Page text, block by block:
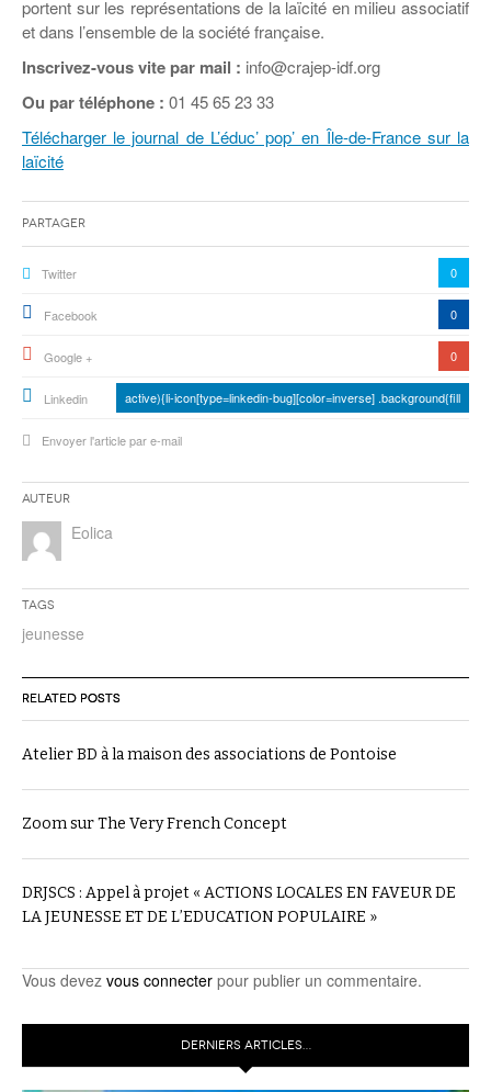
Malle pédagogique « Parcours d’exils
Espace bénévoles
Lutte contre l’illettrisme
Education aux médias
Formation Eco-délégué.es
Actualité Ecole
… Formations BAFD
Pour s’inscrire
Actualités loisirs
portent sur les représentations de la laïcité en milieu associatif
et dans l’ensemble de la société française.
Inscrivez-vous vite par mail : info@crajep-idf.org
Ou par téléphone : 01 45 65 23 33
Télécharger le journal de L’éduc’ pop’ en Île-de-France sur la
laïcité
Partager
Twitter 0
Facebook 0
Google + 0
Linkedin active){li-icon[type=linkedin-bug][color=inverse] .background{fill
Envoyer l'article par e-mail
Auteur
Eolica
Tags
jeunesse
RELATED POSTS
Atelier BD à la maison des associations de Pontoise
Zoom sur The Very French Concept
DRJSCS : Appel à projet « ACTIONS LOCALES EN FAVEUR DE
LA JEUNESSE ET DE L’EDUCATION POPULAIRE »
Vous devez vous connecter pour publier un commentaire.
DERNIERS ARTICLES…